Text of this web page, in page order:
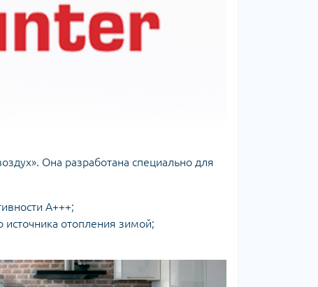
Она разработана специально для
A+++;
источника отопления зимой;